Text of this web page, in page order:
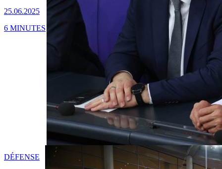
25.06.2025
6 MINUTES
DÉFENSE